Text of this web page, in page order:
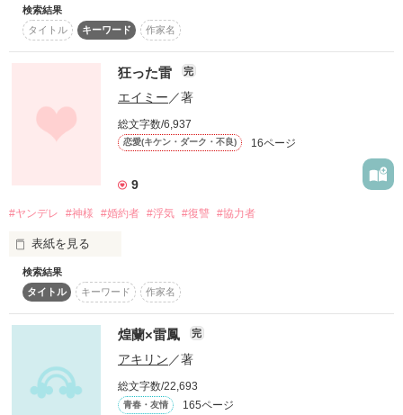
「俺、ぶーちゃんにしかこういうことしたくねえし」
「俺らがテメーのとこまで行ってからかってやるから。……泣
くんじゃねえ」
３人の非日常な日常。
作品を読む
2019/02/09 執筆開始
2019/06/23 執筆終了
2019/07/19 更新開始
作品を読む
カプ名【カステラ】
大好きすぎるあまり無視してしまう
一途な執着強の王子様系（攻）
嫌われていることに耐えられない
無邪気で可愛いワンコ系（受）
幼なじみ＆両片思い
突然あの雨の日にあった、貴方が運命の人になるとは思わなか
でも、あの言葉が運命の言葉になった…
検索結果
タイトル
キーワード 作家名
狂った雷 完
エイミー ／著
総文字数/6,937
恋愛(キケン・ダーク・不良) 16ページ
9
#ヤンデレ #神様 #婚約者 #浮気 #復讐 #協力者
表紙を見る
復讐が終われば、この関係は終わるのだとずっと思っていた。
彼と私は本来、交わることが許されない存在だから。なのにー
ーー。
「我が見え、我に触れられる時点でお前は特別なのだ。我の妻
となり、身も心も我に捧げよ」
全てが終わった後に待っていたのは、狂った愛だった……。
検索結果
タイトル
キーワード 作家名
煌蘭×雷鳳 完
アキリン／著
総文字数/22,693
青春・友情 165ページ